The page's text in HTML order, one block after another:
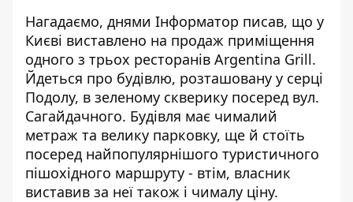
Нагадаємо, днями Інформатор писав, що у
Києві виставлено на продаж приміщення
одного з трьох ресторанів Argentina Grill.
Йдеться про будівлю, розташовану у серці
Подолу, в зеленому скверику посеред вул.
Сагайдачного. Будівля має чималий
метраж та велику парковку, ще й стоїть
посеред найпопулярнішого туристичного
пішохідного маршруту - втім, власник
виставив за неї також і чималу ціну.